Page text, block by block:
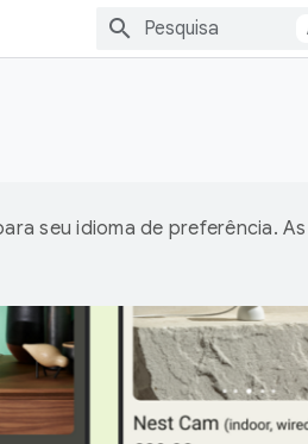
seu idioma de preferência.